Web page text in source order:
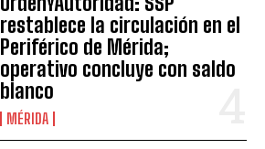
restablece la circulación en el
Periférico de Mérida;
operativo concluye con saldo
blanco
MÉRIDA